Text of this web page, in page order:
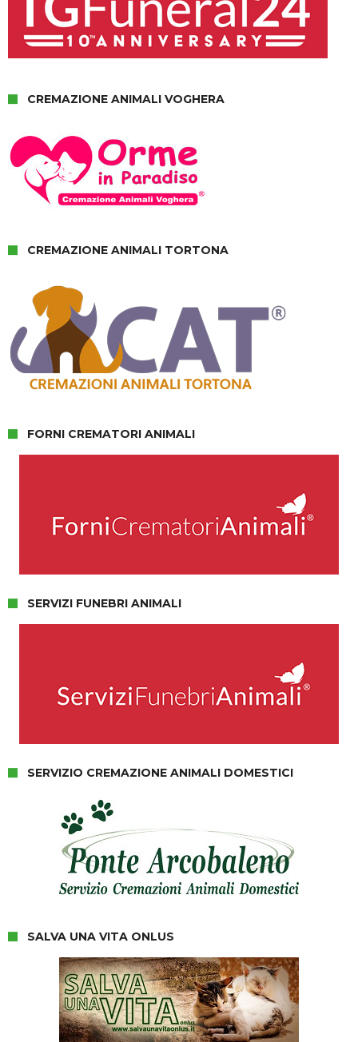
CREMAZIONE ANIMALI VOGHERA
CREMAZIONE ANIMALI TORTONA
FORNI CREMATORI ANIMALI
SERVIZI FUNEBRI ANIMALI
SERVIZIO CREMAZIONE ANIMALI DOMESTICI
SALVA UNA VITA ONLUS